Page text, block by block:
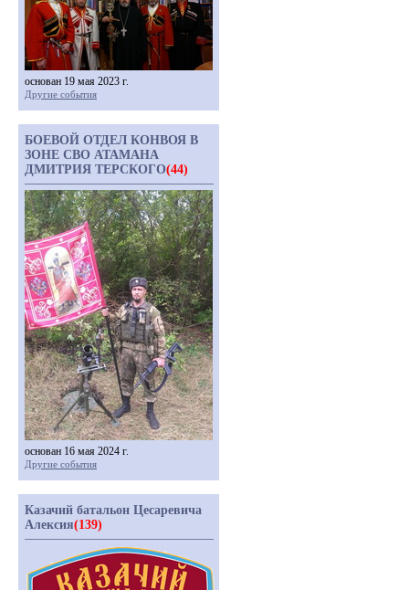
основан 19 мая 2023 г.
Другие события
БОЕВОЙ ОТДЕЛ КОНВОЯ В
ЗОНЕ СВО АТАМАНА
ДМИТРИЯ ТЕРСКОГО(44)
основан 16 мая 2024 г.
Другие события
Казачий батальон Цесаревича
Алексия(139)